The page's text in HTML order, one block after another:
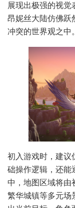
展现出极强的视觉
昂妮丝大陆仿佛跃
冲突的世界观之中。
初入游戏时，建议
础操作逻辑，还能
中，地图区域将由
繁华城镇等多元场